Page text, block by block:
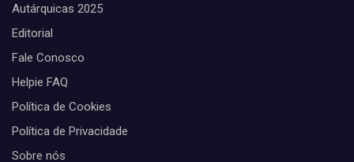
Autárquicas 2025
Editorial
Fale Conosco
Helpie FAQ
Política de Cookies
Política de Privacidade
Sobre nós